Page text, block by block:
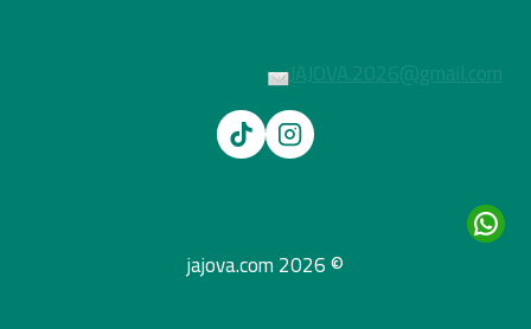
JAJOVA.2026@gmail.com
© 2026 jajova.com